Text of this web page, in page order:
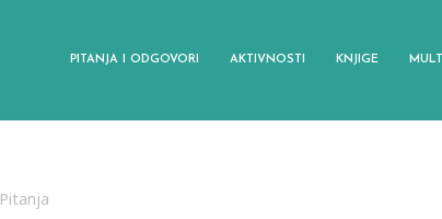
PITANJA I ODGOVORI AKTIVNOSTI KNJIGE
Pitanja